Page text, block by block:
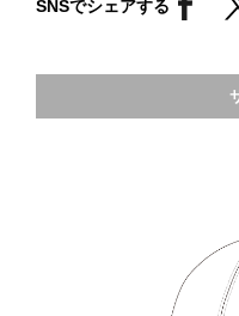
SNSでシェアする